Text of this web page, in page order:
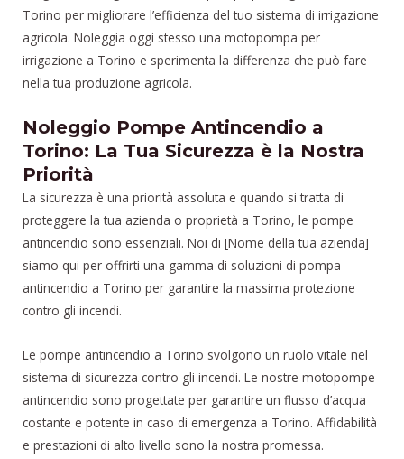
Torino per migliorare l’efficienza del tuo sistema di irrigazione
agricola. Noleggia oggi stesso una motopompa per
irrigazione a Torino e sperimenta la differenza che può fare
nella tua produzione agricola.
Noleggio Pompe Antincendio a
Torino: La Tua Sicurezza è la Nostra
Priorità
La sicurezza è una priorità assoluta e quando si tratta di
proteggere la tua azienda o proprietà a Torino, le pompe
antincendio sono essenziali. Noi di [Nome della tua azienda]
siamo qui per offrirti una gamma di soluzioni di pompa
antincendio a Torino per garantire la massima protezione
contro gli incendi.
Le pompe antincendio a Torino svolgono un ruolo vitale nel
sistema di sicurezza contro gli incendi. Le nostre motopompe
antincendio sono progettate per garantire un flusso d’acqua
costante e potente in caso di emergenza a Torino. Affidabilità
e prestazioni di alto livello sono la nostra promessa.